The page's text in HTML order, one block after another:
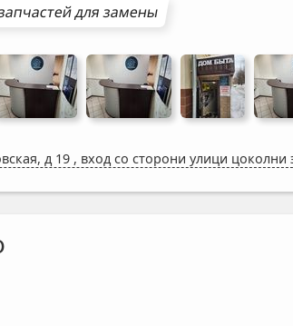
для замены
д 19 , вход со сторони улици цоколни